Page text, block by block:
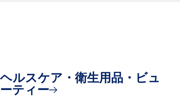
ヘルスケア・衛生用品・ビュ
ーティー